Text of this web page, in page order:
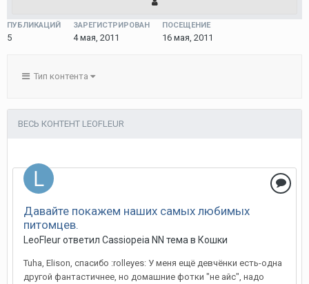
ПУБЛИКАЦИЙ
5
ЗАРЕГИСТРИРОВАН
4 мая, 2011
ПОСЕЩЕНИЕ
16 мая, 2011
Тип контента
ВЕСЬ КОНТЕНТ LEOFLEUR
Давайте покажем наших самых любимых
питомцев.
LeoFleurответил Cassiopeia NN тема в Кошки
Tuha, Elison, спасибо :rolleyes: У меня ещё девчёнки есть-одна
другой фантастичнее, но домашние фотки "не айс", надо